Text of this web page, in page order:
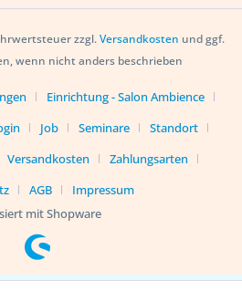
zzgl.Versandkosten und ggf.
wenn nicht anders beschrieben
Einrichtung - Salon Ambience
Job Seminare
Standort
Versandkosten
Zahlungsarten
AGB
Impressum
mit Shopware